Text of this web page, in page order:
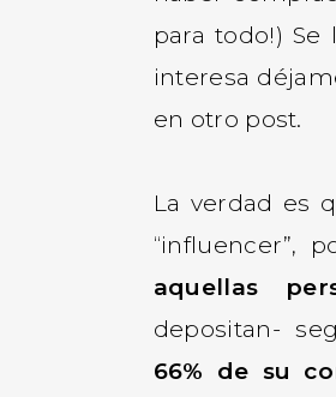
para todo!)
interesa
en otro post.
La verdad es
“influencer”,
aquellas
depositan-
66% de su